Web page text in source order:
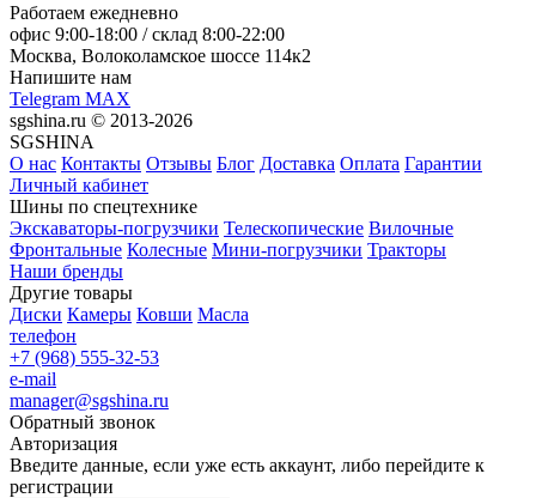
Работаем ежедневно
офис 9:00-18:00 / склад 8:00-22:00
Москва, Волоколамское шоссе 114к2
Напишите нам
Telegram MAX
sgshina.ru © 2013-2026
SGSHINA
О нас Контакты Отзывы Блог Доставка Оплата Гарантии
Личный кабинет
Шины по спецтехнике
Экскаваторы-погрузчики Телескопические Вилочные
Фронтальные Колесные Мини-погрузчики Тракторы
Наши бренды
Другие товары
Диски Камеры Ковши Масла
телефон
+7 (968) 555-32-53
e-mail
manager@sgshina.ru
Обратный звонок
Авторизация
Введите данные, если уже есть аккаунт, либо перейдите к
регистрации